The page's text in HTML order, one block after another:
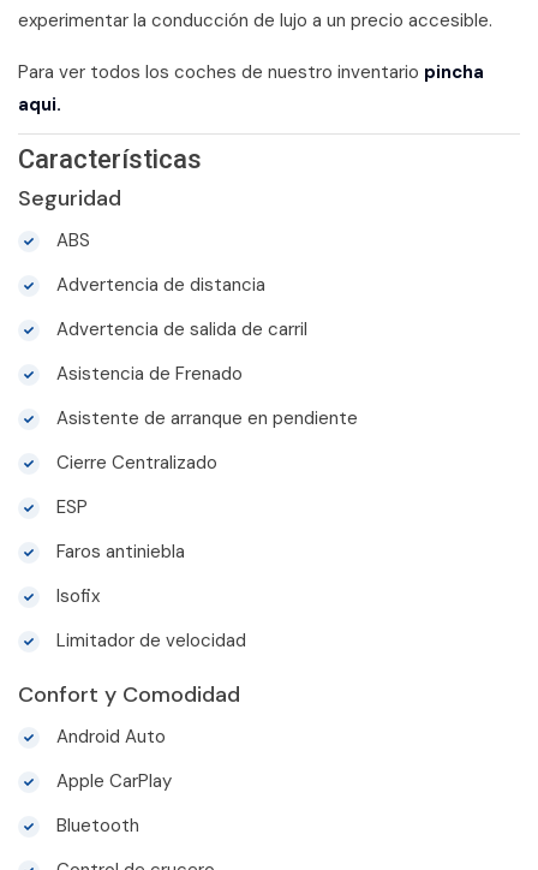
experimentar la conducción de lujo a un precio accesible.
Para ver todos los coches de nuestro inventario pincha
aqui.
Características
Seguridad
ABS
Advertencia de distancia
Advertencia de salida de carril
Asistencia de Frenado
Asistente de arranque en pendiente
Cierre Centralizado
ESP
Faros antiniebla
Isofix
Limitador de velocidad
Confort y Comodidad
Android Auto
Apple CarPlay
Bluetooth